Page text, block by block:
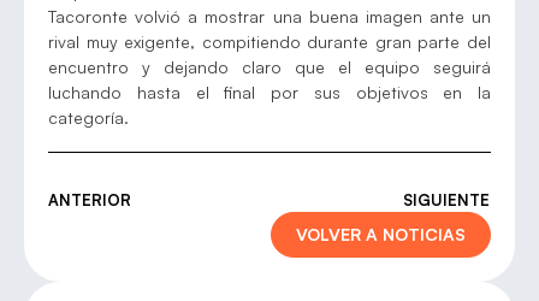
Tacoronte volvió a mostrar una buena imagen ante un
rival muy exigente, compitiendo durante gran parte del
encuentro y dejando claro que el equipo seguirá
luchando hasta el final por sus objetivos en la
categoría.
ANTERIOR SIGUIENTE
VOLVER A NOTICIAS